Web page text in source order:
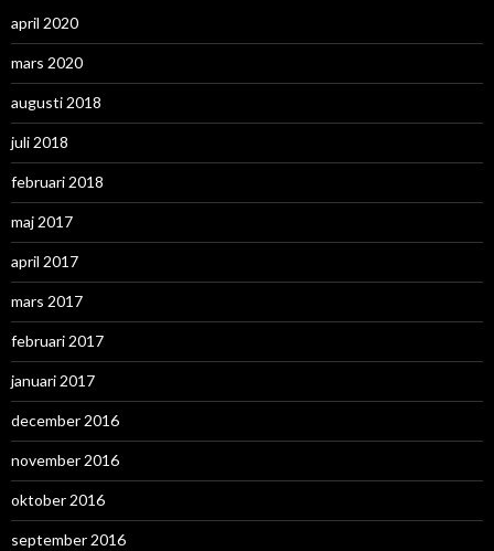
april 2020
mars 2020
augusti 2018
juli 2018
februari 2018
maj 2017
april 2017
mars 2017
februari 2017
januari 2017
december 2016
november 2016
oktober 2016
september 2016